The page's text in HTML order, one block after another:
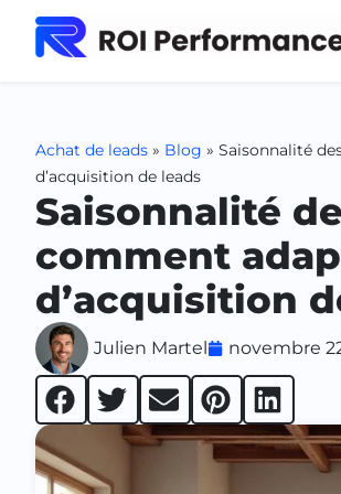
Achat de leads » Blog » Saisonnalité
d’acquisition de leads
Saisonnalité
comment
d’acquisition
Julien Martel novembre